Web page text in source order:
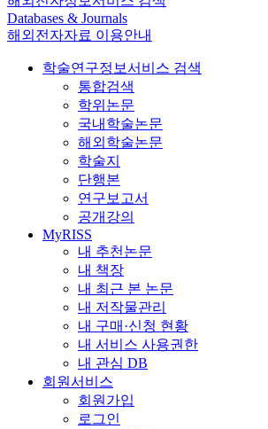
Databases & Journals
해외전자자료 이용안내
학술연구정보서비스 검색
통합검색
학위논문
국내학술논문
해외학술논문
학술지
단행본
연구보고서
공개강의
MyRISS
내 추천논문
내 책장
내 최근 본 논문
내 저작물관리
내 구매·신청 현황
내 서비스 사용권한
내 관심 DB
회원서비스
회원가입
로그인